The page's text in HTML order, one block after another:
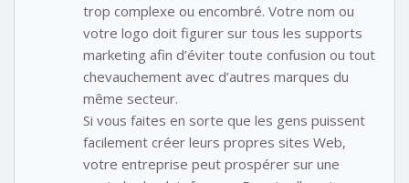
trop complexe ou encombré. Votre nom ou
votre logo doit figurer sur tous les supports
marketing afin d’éviter toute confusion ou tout
chevauchement avec d’autres marques du
même secteur.
Si vous faites en sorte que les gens puissent
facilement créer leurs propres sites Web,
votre entreprise peut prospérer sur une